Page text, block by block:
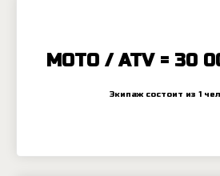
МОТО / ATV = 30
Экипаж состоит из 1